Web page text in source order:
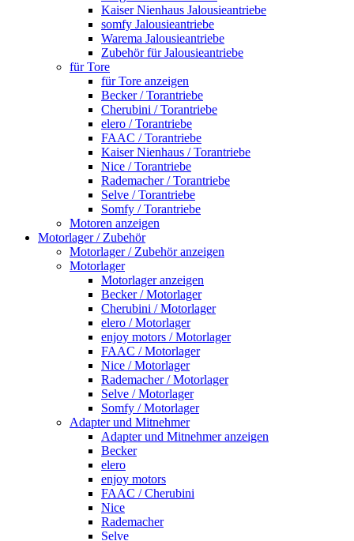
Kaiser Nienhaus Jalousieantriebe
somfy Jalousieantriebe
Warema Jalousieantriebe
Zubehör für Jalousieantriebe
für Tore
für Tore anzeigen
Becker / Torantriebe
Cherubini / Torantriebe
elero / Torantriebe
FAAC / Torantriebe
Kaiser Nienhaus / Torantriebe
Nice / Torantriebe
Rademacher / Torantriebe
Selve / Torantriebe
Somfy / Torantriebe
Motoren anzeigen
Motorlager / Zubehör
Motorlager / Zubehör anzeigen
Motorlager
Motorlager anzeigen
Becker / Motorlager
Cherubini / Motorlager
elero / Motorlager
enjoy motors / Motorlager
FAAC / Motorlager
Nice / Motorlager
Rademacher / Motorlager
Selve / Motorlager
Somfy / Motorlager
Adapter und Mitnehmer
Adapter und Mitnehmer anzeigen
Becker
elero
enjoy motors
FAAC / Cherubini
Nice
Rademacher
Selve